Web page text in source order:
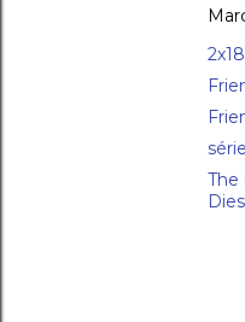
2x18
The
Dies